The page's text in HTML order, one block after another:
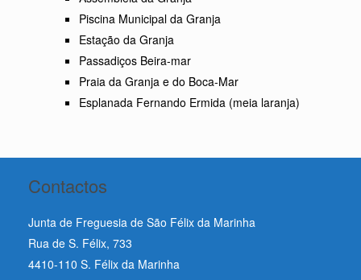
Piscina Municipal da Granja
Estação da Granja
Passadiços Beira-mar
Praia da Granja e do Boca-Mar
Esplanada Fernando Ermida (meia laranja)
Contactos
Junta de Freguesia de São Félix da Marinha
Rua de S. Félix, 733
4410-110 S. Félix da Marinha